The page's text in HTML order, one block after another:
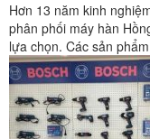
Hơn 13 năm kinh
phân phối máy hàn
lựa chọn. Các sản